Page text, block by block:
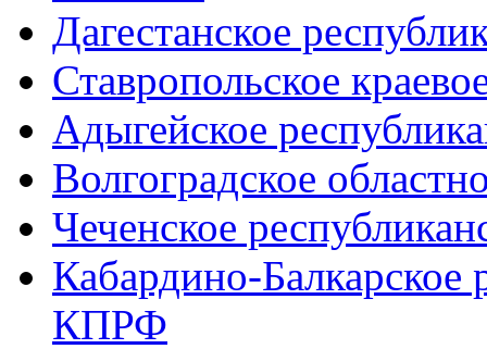
Дагестанское
Ставропольское
Адыгейское
Волгоградское
Чеченское
Кабардино-Балкарское
КПРФ